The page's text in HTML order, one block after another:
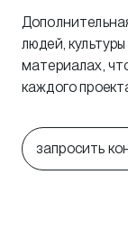
людей,
материалах,
каждого
запросить